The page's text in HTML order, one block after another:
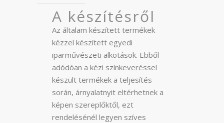
A készítésről
Az általam készített termékek
kézzel készített egyedi
iparművészeti alkotások. Ebből
adódóan a kézi színkeveréssel
készült termékek a teljesítés
során, árnyalatnyit eltérhetnek a
képen szereplőktől, ezt
rendelésénél legyen szíves